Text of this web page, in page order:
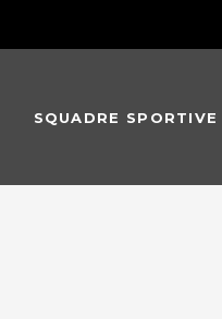
SQUADRE SPORTIVE